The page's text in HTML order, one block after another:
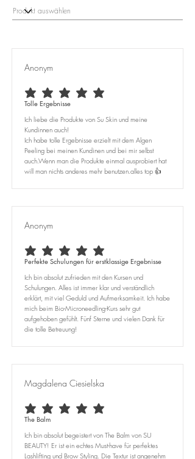
entstehen, keine Haftung übernehmen. Wir
einzuholen.
Anonym
durchschnittliches Rating ist 5 von 5
Tolle Ergebnisse
Ich liebe die Produkte von Su Skin und meine
Kundinnen auch!
Ich habe tolle Ergebnisse erzielt mit dem Algen
Peeling bei meinen Kundinen und bei mir selbst
auch.Wenn man die Produkte einmal ausprobiert hat
will man nichts anderes mehr benutzen.alles top 👍
Anonym
durchschnittliches Rating ist 5 von 5
Perfekte Schulungen für erstklassige Ergebnisse
Ich bin absolut zufrieden mit den Kursen und
Schulungen. Alles ist immer klar und verständlich
erklärt, mit viel Geduld und Aufmerksamkeit. Ich habe
mich beim Bio-Microneedling-Kurs sehr gut
aufgehoben gefühlt. Fünf Sterne und vielen Dank für
die tolle Betreuung!
Magdalena Ciesielska
durchschnittliches Rating ist 5 von 5
The Balm
Ich bin absolut begeistert von The Balm von SU
BEAUTY! Er ist ein echtes Must-have für perfektes
Lashlifting und Brow Styling. Die Textur ist angenehm